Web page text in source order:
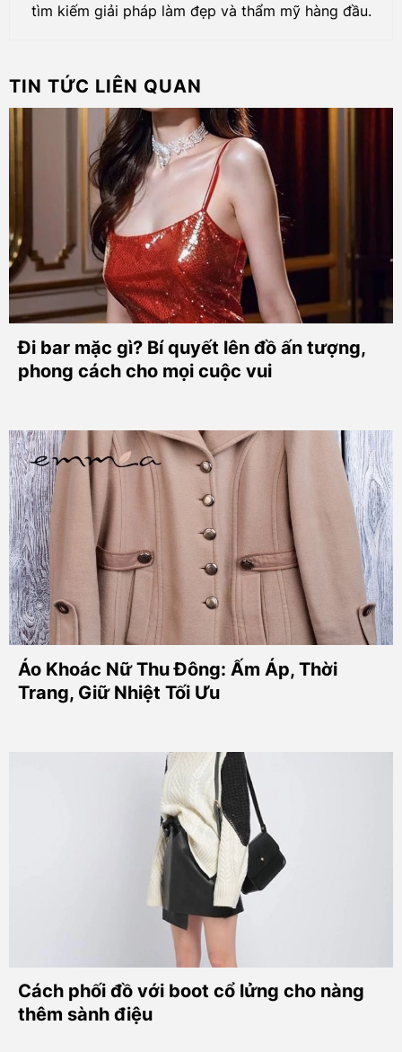
tìm kiếm giải pháp làm đẹp và thẩm mỹ hàng đầu.
TIN TỨC LIÊN QUAN
Đi bar mặc gì? Bí quyết lên đồ ấn tượng,
phong cách cho mọi cuộc vui
Áo Khoác Nữ Thu Đông: Ấm Áp, Thời
Trang, Giữ Nhiệt Tối Ưu
Cách phối đồ với boot cổ lửng cho nàng
thêm sành điệu